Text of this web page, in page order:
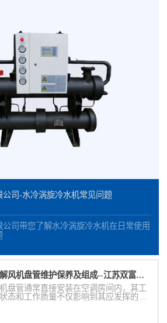
司-水冷涡旋冷水机常见问题
司带您了解水冷涡旋冷水机在日常使用
详解风机盘管维护保养及组成--江苏双富空调制造有限公司
盘管通常直接安装在空调房间内，其工
态和工作质量不仅影响到其应发挥的空